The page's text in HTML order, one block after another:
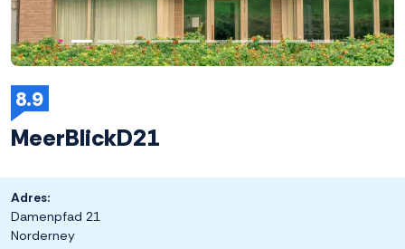
8.9
MeerBlickD21
Adres:
Damenpfad 21
Norderney